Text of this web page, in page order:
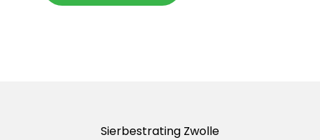
Sierbestrating Zwolle